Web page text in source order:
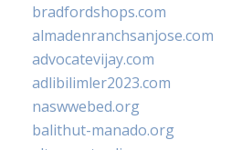
bradfordshops.com
almadenranchsanjose.com
advocatevijay.com
adlibilimler2023.com
naswwebed.org
balithut-manado.org